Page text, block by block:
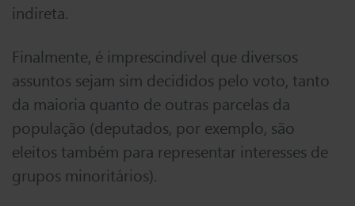
indireta.
Finalmente, é imprescindível que diversos
assuntos sejam sim decididos pelo voto, tanto
da maioria quanto de outras parcelas da
população (deputados, por exemplo, são
eleitos também para representar interesses de
grupos minoritários).